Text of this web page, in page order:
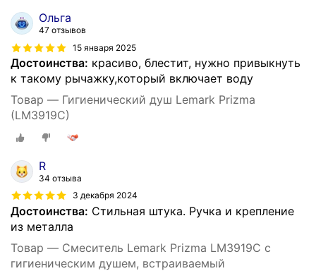
Ольга
47 отзывов
15 января 2025
Достоинства: красиво, блестит, нужно привыкнуть
к такому рычажку,который включает воду
Товар — Гигиенический душ Lemark Prizma
(LM3919C)
R
34 отзыва
3 декабря 2024
Достоинства: Стильная штука. Ручка и крепление
из металла
Товар — Смеситель Lemark Prizma LM3919C с
гигиеническим душем, встраиваемый